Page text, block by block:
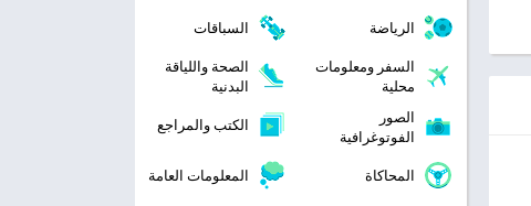
الرياضة
السباقات
السفر ومعلومات
محلية
الصحة واللياقة
البدنية
الصور
الفوتوغرافية
الكتب والمراجع
المحاكاة المعلومات العامة